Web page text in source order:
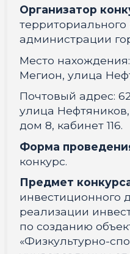
Организатор
территориального
администрации
Место
Мегион, улица
Почтовый адрес:
улица Нефтяников,
дом 8, кабинет 116.
Форма
конкурс.
Предмет
инвестиционного
реализации
по созданию
«Физкультурно-